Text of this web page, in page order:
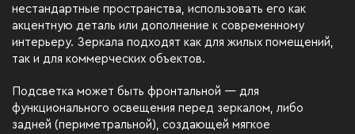
нестандартные пространства, использовать его как
акцентную деталь или дополнение к современному
интерьеру. Зеркала подходят как для жилых помещений,
так и для коммерческих объектов.
Подсветка может быть фронтальной — для
функционального освещения перед зеркалом, либо
задней (периметральной), создающей мягкое